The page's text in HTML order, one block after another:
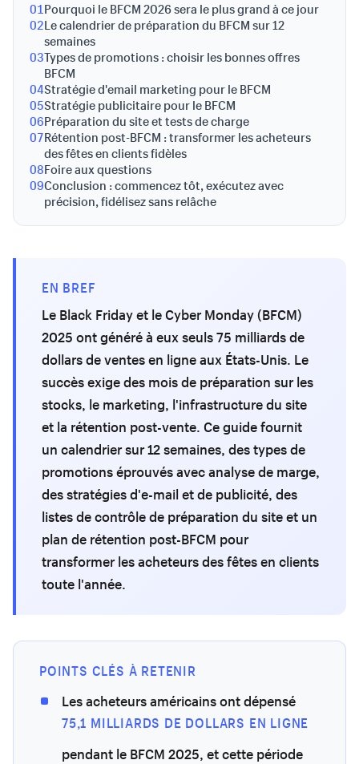
01Pourquoi le BFCM 2026 sera le plus grand à ce jour
02Le calendrier de préparation du BFCM sur 12
semaines
03Types de promotions : choisir les bonnes offres
BFCM
04Stratégie d'email marketing pour le BFCM
05Stratégie publicitaire pour le BFCM
06Préparation du site et tests de charge
07Rétention post-BFCM : transformer les acheteurs
des fêtes en clients fidèles
08Foire aux questions
09Conclusion : commencez tôt, exécutez avec
précision, fidélisez sans relâche
EN BREF
Le Black Friday et le Cyber Monday (BFCM)
2025 ont généré à eux seuls 75 milliards de
dollars de ventes en ligne aux États-Unis. Le
succès exige des mois de préparation sur les
stocks, le marketing, l'infrastructure du site
et la rétention post-vente. Ce guide fournit
un calendrier sur 12 semaines, des types de
promotions éprouvés avec analyse de marge,
des stratégies d'e-mail et de publicité, des
listes de contrôle de préparation du site et un
plan de rétention post-BFCM pour
transformer les acheteurs des fêtes en clients
toute l'année.
POINTS CLÉS À RETENIR
Les acheteurs américains ont dépensé
75,1 MILLIARDS DE DOLLARS EN LIGNE
pendant le BFCM 2025, et cette période